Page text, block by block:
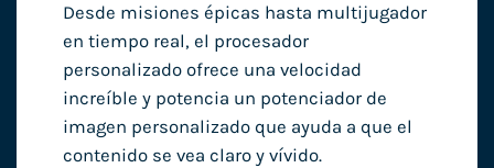
Desde misiones épicas hasta multijugador
en tiempo real, el procesador
personalizado ofrece una velocidad
increíble y potencia un potenciador de
imagen personalizado que ayuda a que el
contenido se vea claro y vívido.